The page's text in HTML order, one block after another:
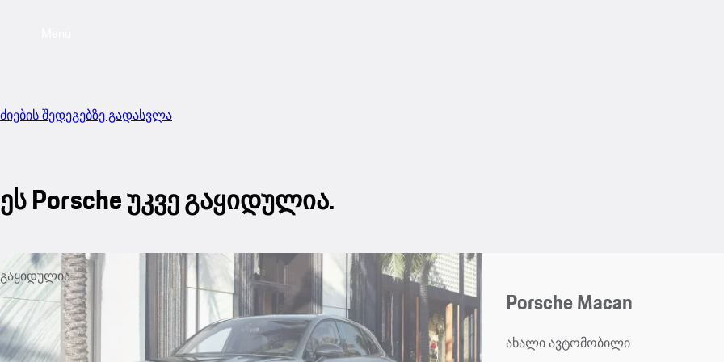
ძიების შედეგებზე გადასვლა
ეს Porsche უკვე გაყიდულია.
გაყიდულია
Porsche Macan
ახალი ავტომობილი